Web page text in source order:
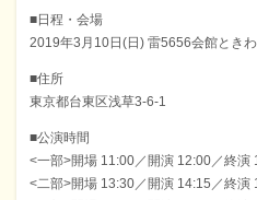
■日程・会場
2019年3月10日(日) 雷5656会館とき
■住所
東京都台東区浅草3-6-1
■公演時間
<一部>開場 11:00／開演 12:00／終演
<二部>開場 13:30／開演 14:15／終演